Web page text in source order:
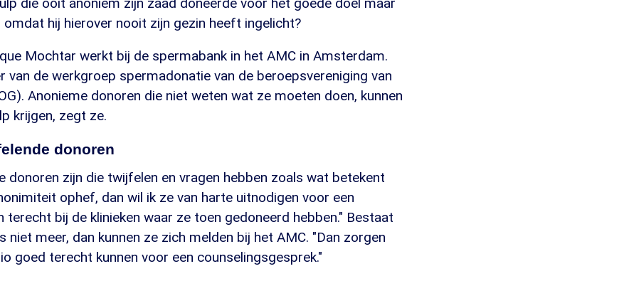
omdat hij hierover nooit zijn gezin heeft ingelicht?
Mochtar werkt bij de spermabank in het AMC in Amsterdam.
van de werkgroep spermadonatie van de beroepsvereniging van
Anonieme donoren die niet weten wat ze moeten doen, kunnen
krijgen, zegt ze.
donoren
donoren zijn die twijfelen en vragen hebben zoals wat betekent
ophef, dan wil ik ze van harte uitnodigen voor een
terecht bij de klinieken waar ze toen gedoneerd hebben." Bestaat
niet meer, dan kunnen ze zich melden bij het AMC. "Dan zorgen
goed terecht kunnen voor een counselingsgesprek."